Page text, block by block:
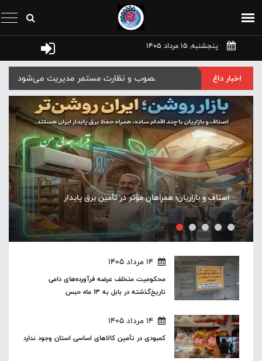
پنجشنبه, 15 مرداد 1405
اخبار داغ ابلاغ نرخ جدید خدمات شالیکوبی‌ها در
حاشیه‌های یک کافه در تنکابن
14 مرداد 1405
محکومیت متخلف عرضه فرآورده‌های دامی
تاریخ‌گذشته در بابل به ۱۳ ماه حبس
14 مرداد 1405
کمبودی در تأمین کالاهای اساسی استان وجود ندارد